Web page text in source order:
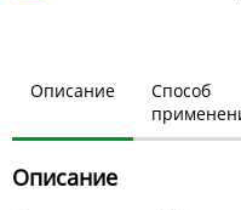
Описание
Способ
Описание